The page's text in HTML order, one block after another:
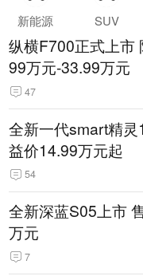
新能源 SUV
纵横F700正式上市
99万元-33.99万元
47
全新一代smart精
益价14.99万元起
54
全新深蓝S05上市
万元
7